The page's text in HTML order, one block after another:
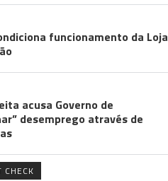
funcionamento da Loja
acusa Governo de
desemprego através de
CHECK